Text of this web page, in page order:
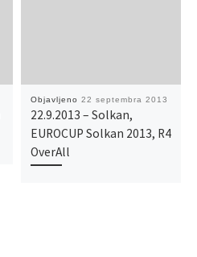
Objavljeno 22 septembra 2013
22.9.2013 – Solkan,
EUROCUP Solkan 2013, R4
OverAll